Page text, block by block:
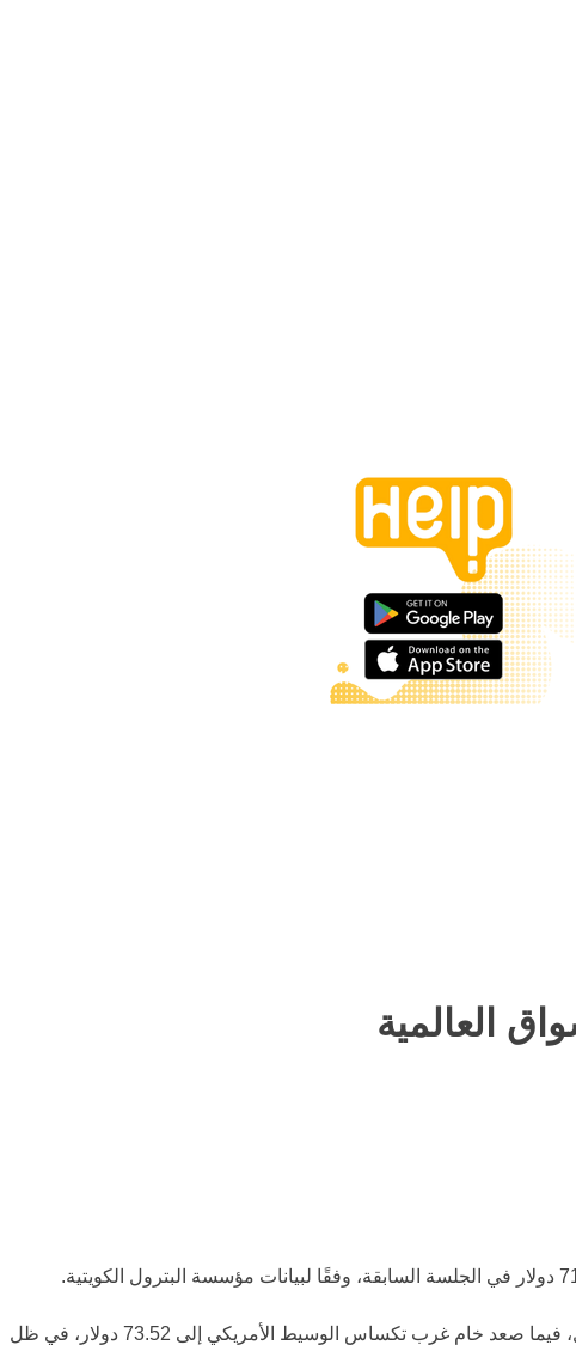
وجاء هذا الصعود بالتوازي مع مكاسب واسعة في أسواق الطاقة العالمية، حيث ارتفعت العقود الآجلة لخام برنت إلى 78.02 دولار للبرميل، فيما صعد خام غرب تكساس الوسيط الأمريكي إلى 73.52 دولار، في ظل